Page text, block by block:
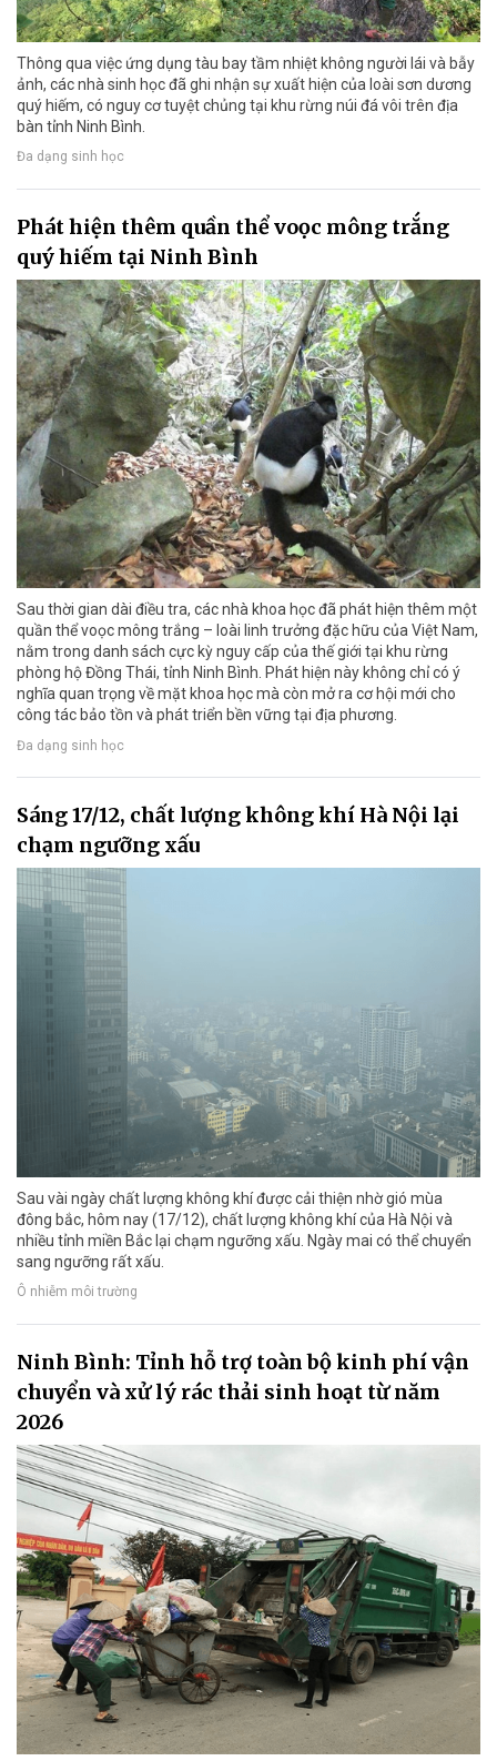
Thông qua việc ứng dụng tàu bay tầm nhiệt không người lái và bẫy
ảnh, các nhà sinh học đã ghi nhận sự xuất hiện của loài sơn dương
quý hiếm, có nguy cơ tuyệt chủng tại khu rừng núi đá vôi trên địa
bàn tỉnh Ninh Bình.
Đa dạng sinh học
Phát hiện thêm quần thể voọc mông trắng
quý hiếm tại Ninh Bình
Sau thời gian dài điều tra, các nhà khoa học đã phát hiện thêm một
quần thể voọc mông trắng – loài linh trưởng đặc hữu của Việt Nam,
nằm trong danh sách cực kỳ nguy cấp của thế giới tại khu rừng
phòng hộ Đồng Thái, tỉnh Ninh Bình. Phát hiện này không chỉ có ý
nghĩa quan trọng về mặt khoa học mà còn mở ra cơ hội mới cho
công tác bảo tồn và phát triển bền vững tại địa phương.
Đa dạng sinh học
Sáng 17/12, chất lượng không khí Hà Nội lại
chạm ngưỡng xấu
Sau vài ngày chất lượng không khí được cải thiện nhờ gió mùa
đông bắc, hôm nay (17/12), chất lượng không khí của Hà Nội và
nhiều tỉnh miền Bắc lại chạm ngưỡng xấu. Ngày mai có thể chuyển
sang ngưỡng rất xấu.
Ô nhiễm môi trường
Ninh Bình: Tỉnh hỗ trợ toàn bộ kinh phí vận
chuyển và xử lý rác thải sinh hoạt từ năm
2026